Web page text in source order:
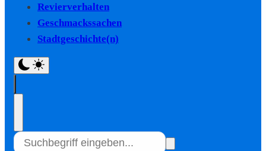
Revierverhalten
Geschmackssachen
Stadtgeschichte(n)